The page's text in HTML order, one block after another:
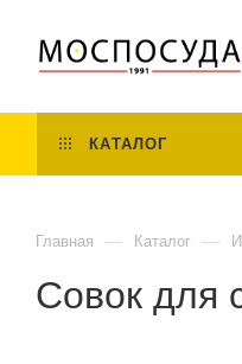
КАТАЛОГ
Главная — Каталог —
Совок для